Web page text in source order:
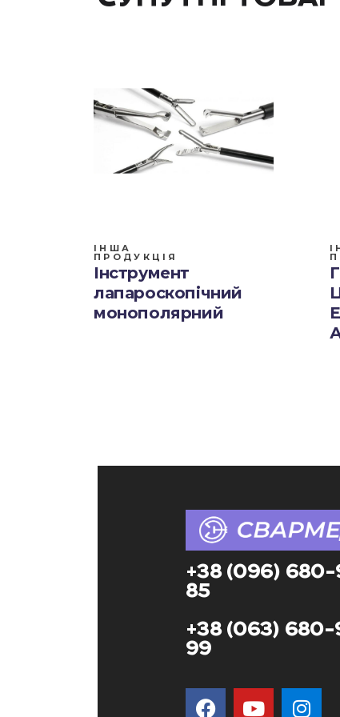
ІНША
ПРОДУКЦІЯ
Інструмент
лапароскопічний
монополярний
+38 (096)
85
+38 (063)
99